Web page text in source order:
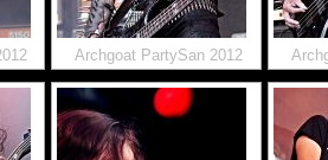
Archgoat PartySan 2012